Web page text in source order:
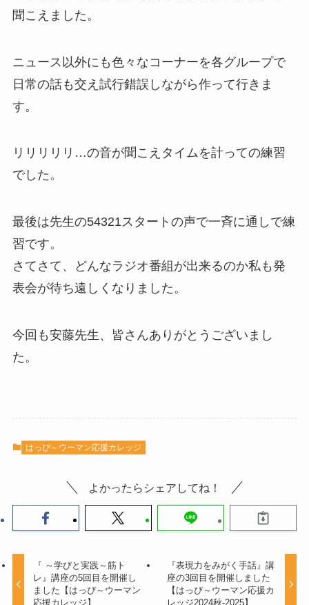
聞こえました。
ニュース以外にも色々なコーナーを各グループで
日常の話も交え試行錯誤しながら作って行きま
す。
リリリリリ…の音が聞こえタイムを計っての練習
でした。
最後は先生の54321スタートの声で一斉に通しで練
習です。
さてさて、どんなラジオ番組が出来るのか私も発
表会が待ち遠しくなりました。
今回も安藤先生、皆さんありがとうございまし
た。
はっぴ～ウーマン応援カレッジ
よかったらシェアしてね！
『 ～学びと実践～筋ト
レ』講座の5回目を開催し
ました【はっぴ～ウーマン
応援カレッジ】
『表現力をみがく手話』講
座の3回目を開催しました
【はっぴ～ウーマン応援カ
レッジ2024秋-2025】